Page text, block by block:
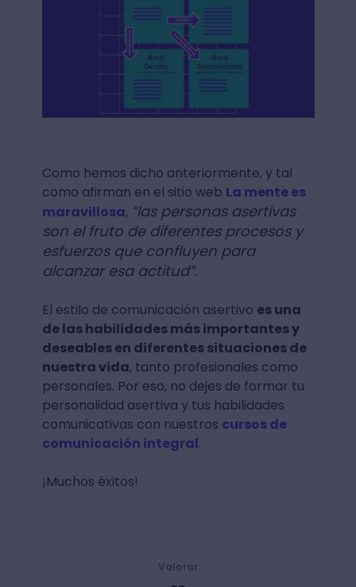
Como hemos dicho anteriormente, y tal
como afirman en el sitio web La mente es
maravillosa, “las personas asertivas
son el fruto de diferentes procesos y
esfuerzos que confluyen para
alcanzar esa actitud”.
El estilo de comunicación asertivo es una
de las habilidades más importantes y
deseables en diferentes situaciones de
nuestra vida, tanto profesionales como
personales. Por eso, no dejes de formar tu
personalidad asertiva y tus habilidades
comunicativas con nuestros cursos de
comunicación integral.
¡Muchos éxitos!
Valorar